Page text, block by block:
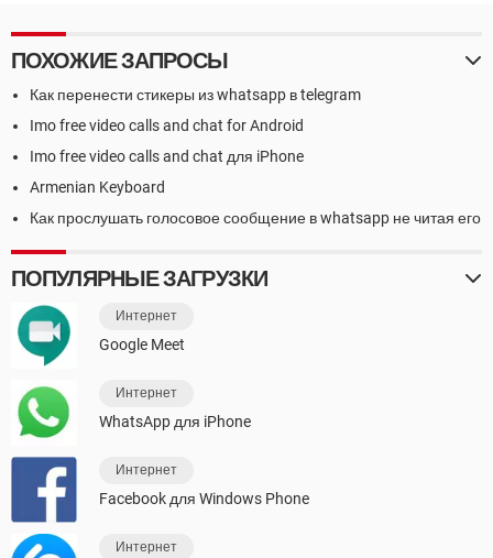
ПОХОЖИЕ ЗАПРОСЫ
Как перенести стикеры из whatsapp в telegram
Imo free video calls and chat for Android
Imo free video calls and chat для iPhone
Armenian Keyboard
Как прослушать голосовое сообщение в whatsapp не читая его
ПОПУЛЯРНЫЕ ЗАГРУЗКИ
Интернет
Google Meet
Интернет
WhatsApp для iPhone
Интернет
Facebook для Windows Phone
Интернет